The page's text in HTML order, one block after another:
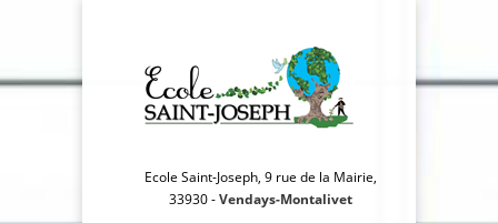
Ecole Saint-Joseph, 9 rue de la Mairie,
33930 -Vendays-Montalivet